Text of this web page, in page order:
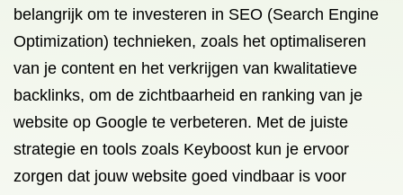
belangrijk om te investeren in SEO (Search Engine
Optimization) technieken, zoals het optimaliseren
van je content en het verkrijgen van kwalitatieve
backlinks, om de zichtbaarheid en ranking van je
website op Google te verbeteren. Met de juiste
strategie en tools zoals Keyboost kun je ervoor
zorgen dat jouw website goed vindbaar is voor